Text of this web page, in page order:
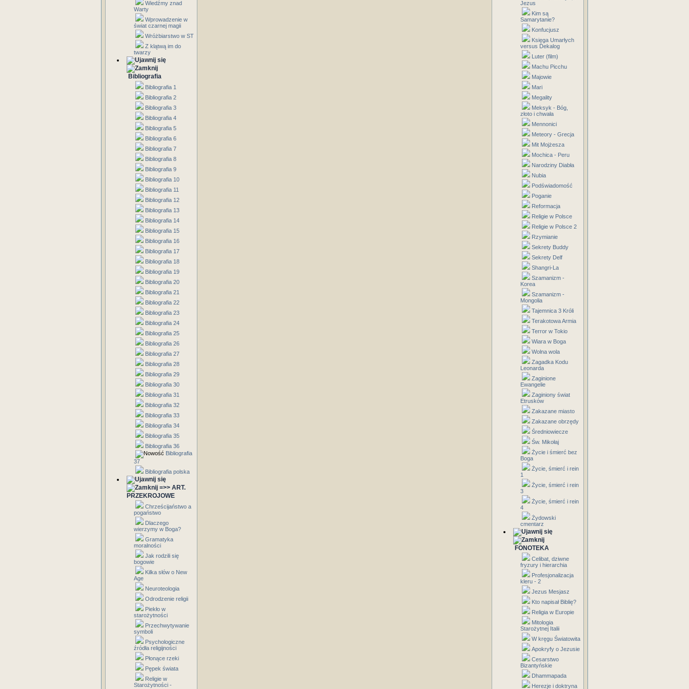
Wiedźmy znad
Warty
Wprowadzenie w
świat czarnej magii
Wróżbiarstwo w ST
Z klątwą im do
twarzy
Bibliografia
Bibliografia 1
Bibliografia 2
Bibliografia 3
Bibliografia 4
Bibliografia 5
Bibliografia 6
Bibliografia 7
Bibliografia 8
Bibliografia 9
Bibliografia 10
Bibliografia 11
Bibliografia 12
Bibliografia 13
Bibliografia 14
Bibliografia 15
Bibliografia 16
Bibliografia 17
Bibliografia 18
Bibliografia 19
Bibliografia 20
Bibliografia 21
Bibliografia 22
Bibliografia 23
Bibliografia 24
Bibliografia 25
Bibliografia 26
Bibliografia 27
Bibliografia 28
Bibliografia 29
Bibliografia 30
Bibliografia 31
Bibliografia 32
Bibliografia 33
Bibliografia 34
Bibliografia 35
Bibliografia 36
Bibliografia
37
Bibliografia polska
=>> ART.
PRZEKROJOWE
Chrześcijaństwo a
pogaństwo
Dlaczego
wierzymy w Boga?
Gramatyka
moralności
Jak rodzili się
bogowie
Kilka słów o New
Age
Neuroteologia
Odrodzenie religii
Piekło w
starożytności
Przechwytywanie
symboli
Psychologiczne
źródła religijności
Płonące rzeki
Pępek świata
Religie w
Starożytności -
Jezus
Kim są
Samarytanie?
Konfucjusz
Księga Umarłych
versus Dekalog
Luter (film)
Machu Picchu
Majowie
Mari
Megality
Meksyk - Bóg,
złoto i chwała
Mennonici
Meteory - Grecja
Mit Mojżesza
Mochica - Peru
Narodziny Diabła
Nubia
Podświadomość
Poganie
Reformacja
Religie w Polsce
Religie w Polsce 2
Rzymianie
Sekrety Buddy
Sekrety Delf
Shangri-La
Szamanizm -
Korea
Szamanizm -
Mongolia
Tajemnica 3 Króli
Terakotowa Armia
Terror w Tokio
Wiara w Boga
Wolna wola
Zagadka Kodu
Leonarda
Zaginione
Ewangelie
Zaginiony świat
Etrusków
Zakazane miasto
Zakazane obrzędy
Średniowiecze
Św. Mikołaj
Życie i śmierć bez
Boga
Życie, śmierć i rein
1
Życie, śmierć i rein
3
Życie, śmierć i rein
4
Żydowski
cmentarz
FONOTEKA
Celibat, dziwne
fryzury i hierarchia
Profesjonalizacja
kleru - 2
Jezus Mesjasz
Kto napisał Biblię?
Religia w Europie
Mitologia
Starożytnej Italii
W kręgu Światowita
Apokryfy o Jezusie
Cesarstwo
Bizantyńskie
Dhammapada
Herezje i doktryna